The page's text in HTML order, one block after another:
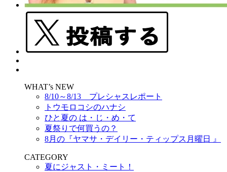
WHAT’s NEW
8/10～8/13 プレシャスレポート
トウモロコシのハナシ
ひと夏の は・じ・め・て
夏祭りで何買うの？
8月の『ヤマサ・デイリー・ティップス月曜日 』
CATEGORY
夏にジャスト・ミート！